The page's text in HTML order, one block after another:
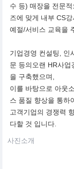
수 등) 매장을 전문
즈에 맞게 내부 CS
예절/서비스 교육을
기업경영 컨설팅, 인
문 등의오랜 HR사
을 구축했으며,
이를 바탕으로 아웃
스 품질 향상을 통하
고객기업의 경쟁력
다할 것 입니다.
사진소개